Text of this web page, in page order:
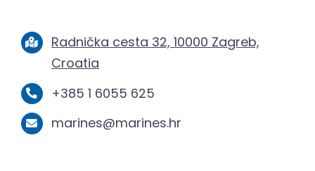
Radnička cesta 32, 10000 Zagreb,
Croatia
+385 1 6055 625
marines@marines.hr